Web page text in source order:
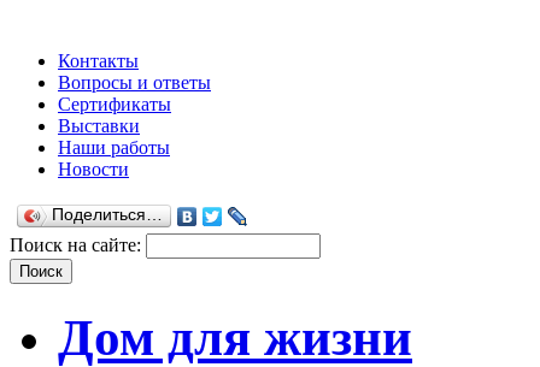
Контакты
Вопросы и ответы
Сертификаты
Выставки
Наши работы
Новости
Поделиться…
Поиск на сайте:
Дом для жизни